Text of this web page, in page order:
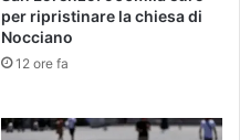
per ripristinare la chiesa di
Nocciano
12 ore fa